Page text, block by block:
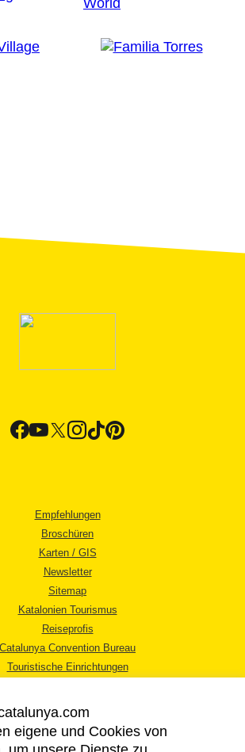
Empfehlungen
Broschüren
Karten / GIS
Newsletter
Sitemap
Katalonien Tourismus
Reiseprofis
Catalunya Convention Bureau
Touristische Einrichtungen
eigene und Cookies von